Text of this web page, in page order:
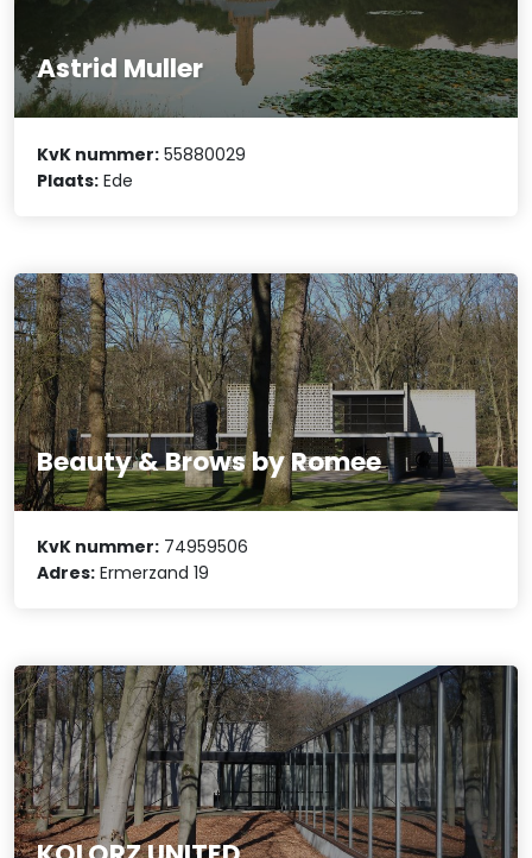
Astrid Muller
KvK nummer: 55880029
Plaats: Ede
Beauty & Brows by Romee
KvK nummer: 74959506
Adres: Ermerzand 19